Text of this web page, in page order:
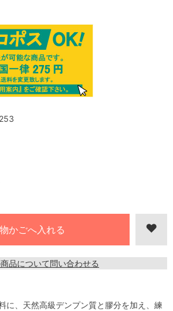
品について問い合わせる
に、天然高級デンプン質と膠分を加え、練